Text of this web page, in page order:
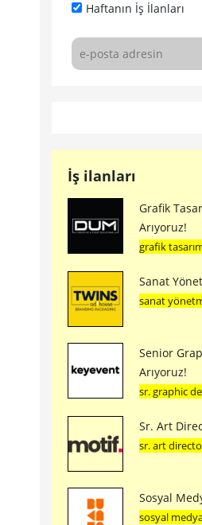
Haftanın İş İlanları
İş ilanları
Grafik
Arıyoruz!
grafik
Sanat
sanat
Senior
Arıyoruz!
sr. graphic
Sr. Art
sr. art
Sosyal
sosyal